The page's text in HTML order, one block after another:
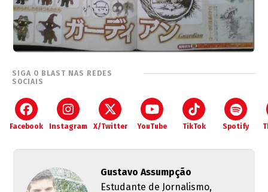
SIGA O BLAST NAS REDES
SOCIAIS
Facebook Instagram X/Twitter YouTube TikTok Spotify
Gustavo Assumpção
Estudante de Jornalismo,